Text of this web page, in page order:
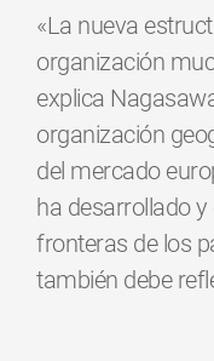
«La nueva
organización
explica
organización
del mercado
ha desarrollado
fronteras de los
también debe